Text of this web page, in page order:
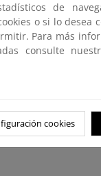
y portada
de
o si lo desea
Para más
consulte
cookies